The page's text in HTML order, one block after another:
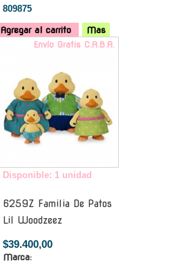
809875
Agregar al carrito
Mas
Envío Gratis C.A.B.A.
Disponible: 1 unidad
6259Z Familia De Patos
Lil Woodzeez
$39.400,00
Marca: